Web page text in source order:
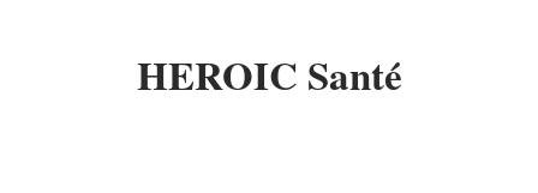
HEROIC Santé